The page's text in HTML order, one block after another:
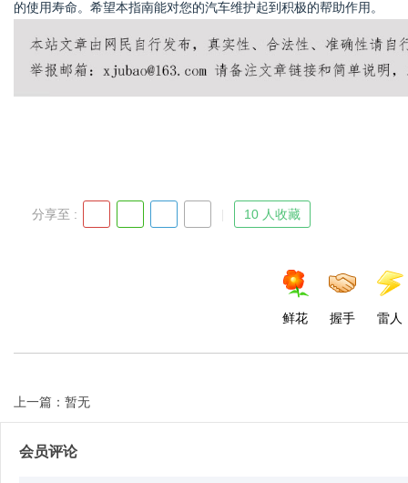
的使用寿命。希望本指南能对您的汽车维护起到积极的帮助作用。
分享至 : 10 人收藏
鲜花 握手 雷人
上一篇：暂无
会员评论